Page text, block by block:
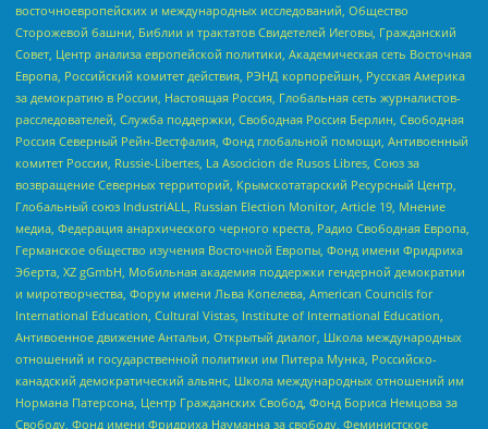
восточноевропейских и международных исследований, Общество
Сторожевой башни, Библии и трактатов Свидетелей Иеговы, Гражданский
Совет, Центр анализа европейской политики, Академическая сеть Восточная
Европа, Российский комитет действия, РЭНД корпорейшн, Русская Америка
за демократию в России, Настоящая Россия, Глобальная сеть журналистов-
расследователей, Служба поддержки, Свободная Россия Берлин, Свободная
Россия Северный Рейн-Вестфалия, Фонд глобальной помощи, Антивоенный
комитет России, Russie-Libertes, La Asocicion de Rusos Libres, Союз за
возвращение Северных территорий, Крымскотатарский Ресурсный Центр,
Глобальный союз IndustriALL, Russian Election Monitor, Article 19, Мнение
медиа, Федерация анархического черного креста, Радио Свободная Европа,
Германское общество изучения Восточной Европы, Фонд имени Фридриха
Эберта, XZ gGmbH, Мобильная академия поддержки гендерной демократии
и миротворчества, Форум имени Льва Копелева, American Councils for
International Education, Cultural Vistas, Institute of International Education,
Антивоенное движение Антальи, Открытый диалог, Школа международных
отношений и государственной политики им Питера Мунка, Российско-
канадский демократический альянс, Школа международных отношений им
Нормана Патерсона, Центр Гражданских Свобод, Фонд Бориса Немцова за
Свободу, Фонд имени Фридриха Науманна за свободу, Феминистское